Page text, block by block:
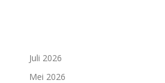
Juli 2026
Mei 2026